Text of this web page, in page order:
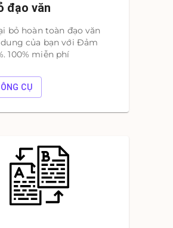
đạo văn
bỏ hoàn toàn đạo văn
của bạn với Đảm
100% miễn phí
CỤ